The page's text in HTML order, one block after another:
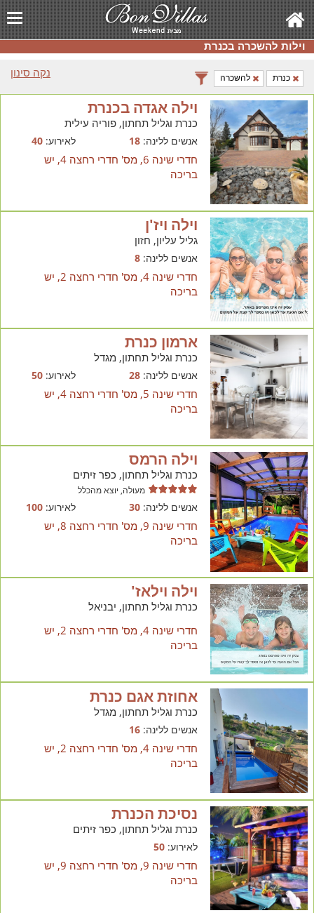
וילות להשכרה בכנרת
נקה סינון
כנרת להשכרה
וילה אגדה בכנרת
כנרת וגליל תחתון, פוריה עילית
אנשים ללינה:18 לאירוע:40
חדרי שינה 6, מס' חדרי רחצה 4, יש
בריכה
וילה ויז'ן
גליל עליון, חזון
אנשים ללינה:8
חדרי שינה 4, מס' חדרי רחצה 2, יש
בריכה
ארמון כנרת
כנרת וגליל תחתון, מגדל
אנשים ללינה:28 לאירוע:50
חדרי שינה 5, מס' חדרי רחצה 4, יש
בריכה
וילה הרמס
כנרת וגליל תחתון, כפר זיתים
מעולה, יוצא מהכלל
אנשים ללינה:30 לאירוע:100
חדרי שינה 9, מס' חדרי רחצה 8, יש
בריכה
וילה וילאז'
כנרת וגליל תחתון, יבניאל
חדרי שינה 4, מס' חדרי רחצה 2, יש
בריכה
אחוזת אגם כנרת
כנרת וגליל תחתון, מגדל
אנשים ללינה:16
חדרי שינה 4, מס' חדרי רחצה 2, יש
בריכה
נסיכת הכנרת
כנרת וגליל תחתון, כפר זיתים
לאירוע:50
חדרי שינה 9, מס' חדרי רחצה 9, יש
בריכה